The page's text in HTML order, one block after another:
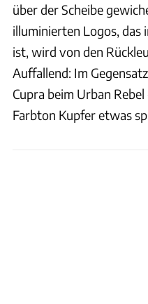
über der Scheibe
illuminierten Logos, das
ist, wird von den
Auffallend: Im
Cupra beim Urban
Farbton Kupfer etwas